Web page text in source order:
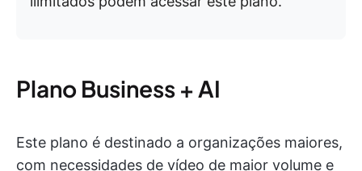
Plano Business + AI
Este plano é destinado a organizações maiores,
com necessidades de vídeo de maior volume e